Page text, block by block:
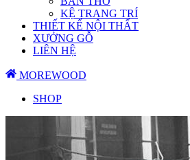
KỆ TRANG TRÍ
THIẾT KẾ NỘI THẤT
XƯỞNG GỖ
LIÊN HỆ
MOREWOOD
SHOP